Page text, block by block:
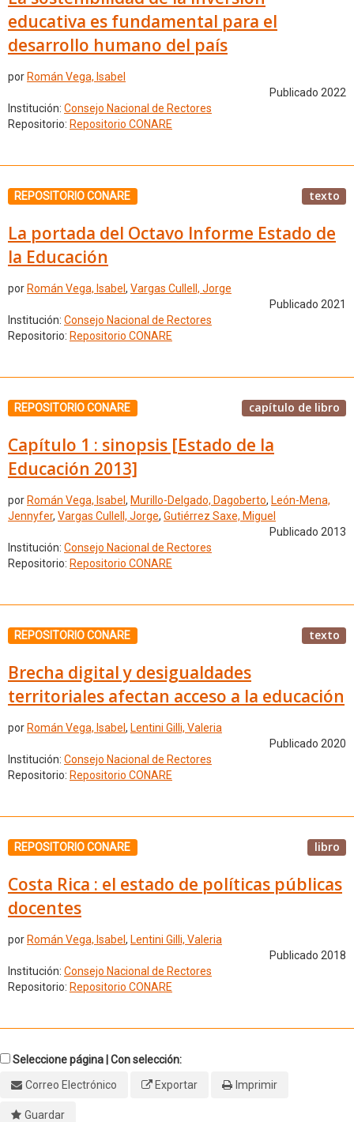
educativa es fundamental para el
desarrollo humano del país
por Román Vega, Isabel
Publicado 2022
Institución: Consejo Nacional de Rectores
Repositorio: Repositorio CONARE
REPOSITORIO CONARE texto
La portada del Octavo Informe Estado de
la Educación
por Román Vega, Isabel , Vargas Cullell, Jorge
Publicado 2021
Institución: Consejo Nacional de Rectores
Repositorio: Repositorio CONARE
REPOSITORIO CONARE capítulo de libro
Capítulo 1 : sinopsis [Estado de la
Educación 2013]
por Román Vega, Isabel , Murillo-Delgado, Dagoberto, León-Mena,
Jennyfer, Vargas Cullell, Jorge, Gutiérrez Saxe, Miguel
Publicado 2013
Institución: Consejo Nacional de Rectores
Repositorio: Repositorio CONARE
REPOSITORIO CONARE texto
Brecha digital y desigualdades
territoriales afectan acceso a la educación
por Román Vega, Isabel , Lentini Gilli, Valeria
Publicado 2020
Institución: Consejo Nacional de Rectores
Repositorio: Repositorio CONARE
REPOSITORIO CONARE libro
Costa Rica : el estado de políticas públicas
docentes
por Román Vega, Isabel , Lentini Gilli, Valeria
Publicado 2018
Institución: Consejo Nacional de Rectores
Repositorio: Repositorio CONARE
Seleccione página | Con selección:
Correo Electrónico
Exportar Imprimir
Guardar